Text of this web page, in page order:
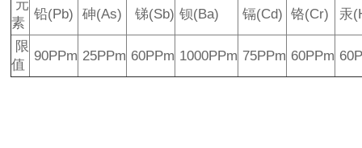
元
素
铅(Pb) 砷(As) 锑(Sb) 钡(Ba) 镉(Cd) 铬(Cr) 汞
限
值
90PPm 25PPm 60PPm 1000PPm 75PPm 60PPm